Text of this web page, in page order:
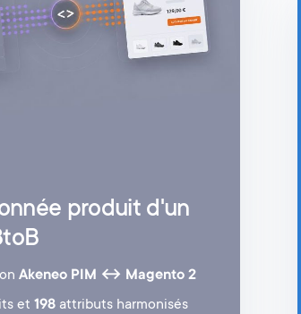
produit d'un
Akeneo PIM ↔ Magento 2
et 198 attributs harmonisés